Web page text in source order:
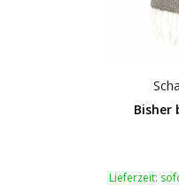
Bisher
Lieferzeit: